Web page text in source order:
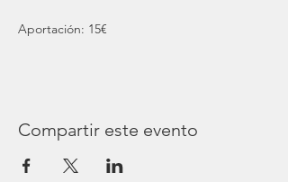
Aportación: 15€
Compartir este evento